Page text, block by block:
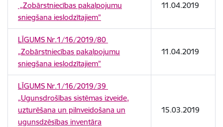
„Zobārstniecības pakalpojumu
sniegšana ieslodzītajiem”
11.04.2019
LĪGUMS Nr.1/16/2019/80
„Zobārstniecības pakalpojumu
sniegšana ieslodzītajiem”
11.04.2019
LĪGUMS Nr.1/16/2019/39
„Ugunsdrošības sistēmas izveide,
uzturēšana un pilnveidošana un
ugunsdzēsības inventāra
15.03.2019